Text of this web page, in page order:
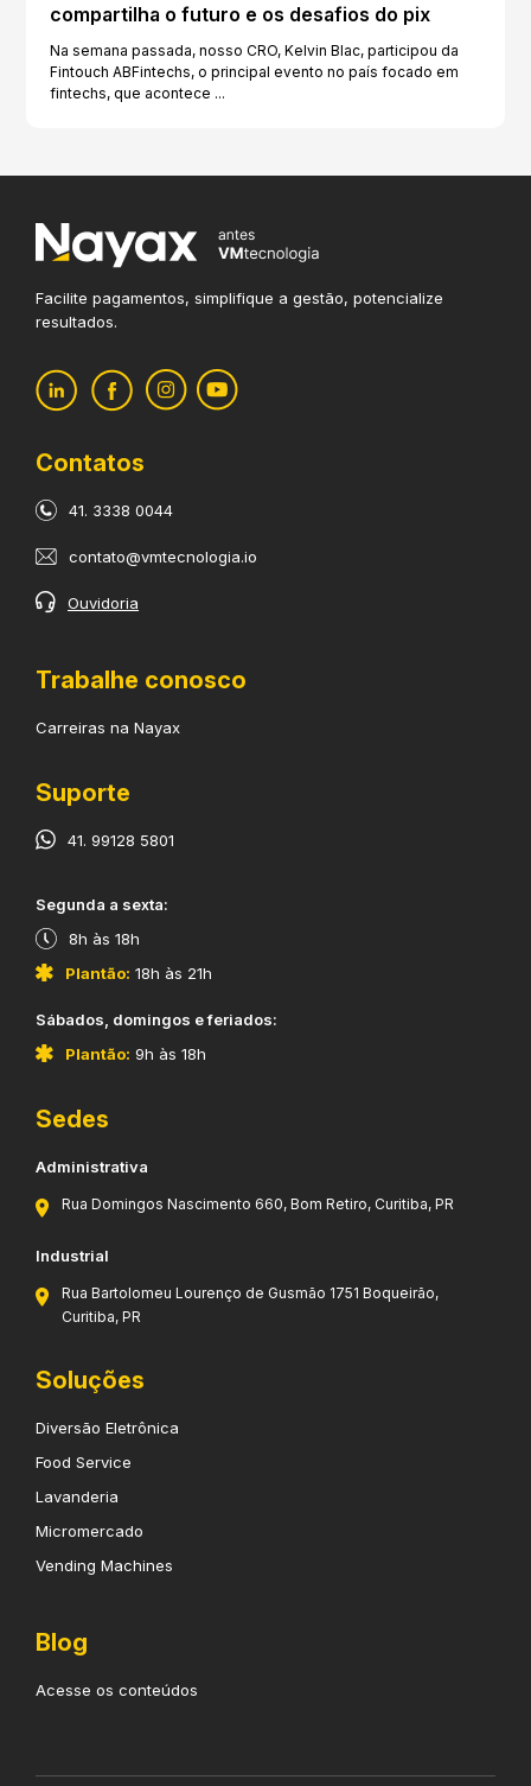
compartilha o futuro e os desafios do pix
Na semana passada, nosso CRO, Kelvin Blac, participou da
Fintouch ABFintechs, o principal evento no país focado em
fintechs, que acontece ...
Facilite pagamentos, simplifique a gestão, potencialize
resultados.
Contatos
41. 3338 0044
contato@vmtecnologia.io
Ouvidoria
Trabalhe conosco
Carreiras na Nayax
Suporte
41. 99128 5801
​Segunda a sexta:
8h às 18h
Plantão: 18h às 21h
​Sábados, domingos e feriados:
Plantão: 9h às 18h
Sedes
Administrativa
Rua Domingos Nascimento 660, Bom Retiro, Curitiba, PR
Industrial
Rua Bartolomeu Lourenço de Gusmão 1751 Boqueirão,
Curitiba, PR
Soluções
Diversão Eletrônica
Food Service
Lavanderia
Micromercado
Vending Machines
Blog
Acesse os conteúdos